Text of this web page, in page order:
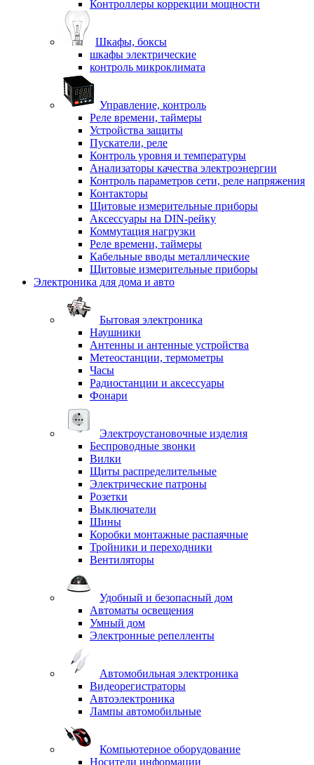
Контроллеры коррекции мощности
Шкафы, боксы
шкафы электрические
контроль микроклимата
Управление, контроль
Реле времени, таймеры
Устройства защиты
Пускатели, реле
Контроль уровня и температуры
Анализаторы качества электроэнергии
Контроль параметров сети, реле напряжения
Контакторы
Щитовые измерительные приборы
Аксессуары на DIN-рейку
Коммутация нагрузки
Реле времени, таймеры
Кабельные вводы металлические
Щитовые измерительные приборы
Электроника для дома и авто
Бытовая электроника
Наушники
Антенны и антенные устройства
Метеостанции, термометры
Часы
Радиостанции и аксессуары
Фонари
Электроустановочные изделия
Беспроводные звонки
Вилки
Щиты распределительные
Электрические патроны
Розетки
Выключатели
Шины
Коробки монтажные распаячные
Тройники и переходники
Вентиляторы
Удобный и безопасный дом
Автоматы освещения
Умный дом
Электронные репелленты
Автомобильная электроника
Видеорегистраторы
Автоэлектроника
Лампы автомобильные
Компьютерное оборудование
Носители информации